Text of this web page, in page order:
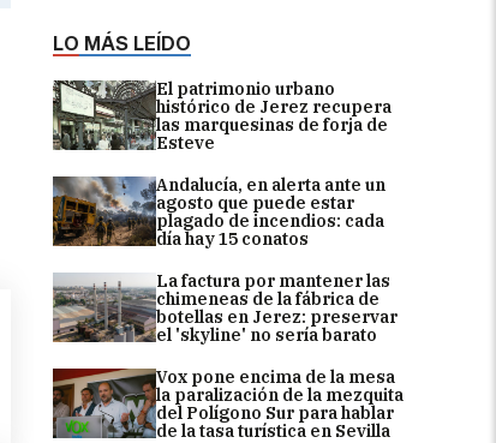
LO MÁS LEÍDO
El patrimonio urbano
histórico de Jerez recupera
las marquesinas de forja de
Esteve
Andalucía, en alerta ante un
agosto que puede estar
plagado de incendios: cada
día hay 15 conatos
La factura por mantener las
chimeneas de la fábrica de
botellas en Jerez: preservar
el 'skyline' no sería barato
Vox pone encima de la mesa
la paralización de la mezquita
del Polígono Sur para hablar
de la tasa turística en Sevilla